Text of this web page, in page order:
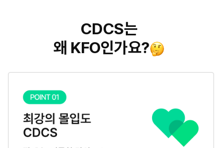
CDCS는
왜 KFO인가요?